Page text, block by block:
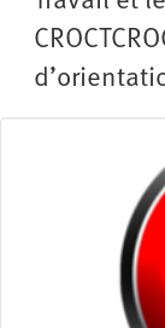
CROCT